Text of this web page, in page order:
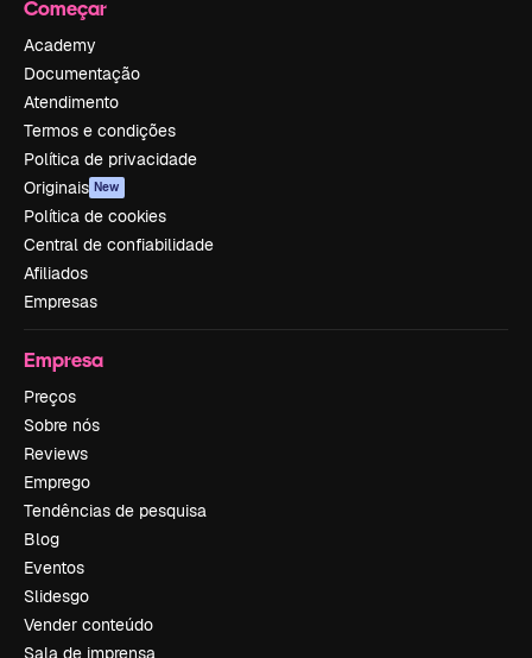
Começar
Academy
Documentação
Atendimento
Termos e condições
Política de privacidade
Originais New
Política de cookies
Central de confiabilidade
Afiliados
Empresas
Empresa
Preços
Sobre nós
Reviews
Emprego
Tendências de pesquisa
Blog
Eventos
Slidesgo
Vender conteúdo
Sala de imprensa